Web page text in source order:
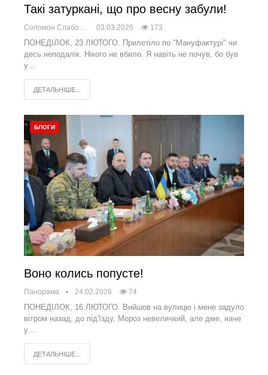
Такі затуркані, що про весну забули!
Соломон Слабоженський 03.03.2026 173
ПОНЕДІЛОК, 23 ЛЮТОГО. Прилетіло по "Мануфактурі" чи
десь неподалік. Нікого не вбило. Я навіть не почув, бо був
у…
ДЕТАЛЬНІШЕ...
БЛОГИ
Воно колись попусте!
Панорама 24.02.2026 74
ПОНЕДІЛОК, 16 ЛЮТОГО. Вийшов на вулицю і мене задуло
вітром назад, до під'їзду. Мороз невеличкий, але дме, наче
у…
ДЕТАЛЬНІШЕ...